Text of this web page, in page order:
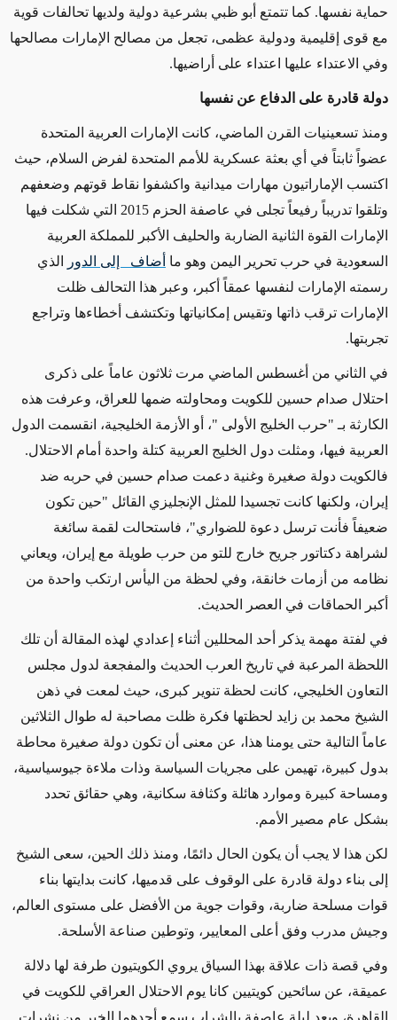
حماية نفسها. كما تتمتع أبو ظبي بشرعية دولية ولديها تحالفات قوية
مع قوى إقليمية ودولية عظمى، تجعل من مصالح الإمارات مصالحها
وفي الاعتداء عليها اعتداء على أراضيها.
دولة قادرة على الدفاع عن نفسها
ومنذ تسعينيات القرن الماضي، كانت الإمارات العربية المتحدة
عضواً ثابتاً في أي بعثة عسكرية للأمم المتحدة لفرض السلام، حيث
اكتسب الإماراتيون مهارات ميدانية واكشفوا نقاط قوتهم وضعفهم
وتلقوا تدريباً رفيعاً تجلى في عاصفة الحزم 2015 التي شكلت فيها
الإمارات القوة الثانية الضاربة والحليف الأكبر للمملكة العربية
السعودية في حرب تحرير اليمن وهو ما أضاف إلى الدور
الذي
رسمته الإمارات لنفسها عمقاً أكبر، وعبر هذا التحالف ظلت
الإمارات ترقب ذاتها وتقيس إمكانياتها وتكتشف أخطاءها وتراجع
تجربتها.
في الثاني من أغسطس الماضي مرت ثلاثون عاماً على ذكرى
احتلال صدام حسين للكويت ومحاولته ضمها للعراق، وعرفت هذه
الكارثة بـ "حرب الخليج الأولى "، أو الأزمة الخليجية، انقسمت الدول
العربية فيها، ومثلت دول الخليج العربية كتلة واحدة أمام الاحتلال.
فالكويت دولة صغيرة وغنية دعمت صدام حسين في حربه ضد
إيران، ولكنها كانت تجسيدا للمثل الإنجليزي القائل "حين تكون
ضعيفاً فأنت ترسل دعوة للضواري"، فاستحالت لقمة سائغة
لشراهة دكتاتور جريح خارج للتو من حرب طويلة مع إيران، ويعاني
نظامه من أزمات خانقة، وفي لحظة من اليأس ارتكب واحدة من
أكبر الحماقات في العصر الحديث.
في لفتة مهمة يذكر أحد المحللين أثناء إعدادي لهذه المقالة أن تلك
اللحظة المرعبة في تاريخ العرب الحديث والمفجعة لدول مجلس
التعاون الخليجي، كانت لحظة تنوير كبرى، حيث لمعت في ذهن
الشيخ محمد بن زايد لحظتها فكرة ظلت مصاحبة له طوال الثلاثين
عاماً التالية حتى يومنا هذا، عن معنى أن تكون دولة صغيرة محاطة
بدول كبيرة، تهيمن على مجريات السياسة وذات ملاءة جيوسياسية،
ومساحة كبيرة وموارد هائلة وكثافة سكانية، وهي حقائق تحدد
بشكل عام مصير الأمم.
لكن هذا لا يجب أن يكون الحال دائمًا، ومنذ ذلك الحين، سعى الشيخ
إلى بناء دولة قادرة على الوقوف على قدميها، كانت بدايتها بناء
قوات مسلحة ضاربة، وقوات جوية من الأفضل على مستوى العالم،
وجيش مدرب وفق أعلى المعايير، وتوطين صناعة الأسلحة.
وفي قصة ذات علاقة بهذا السياق يروي الكويتيون طرفة لها دلالة
عميقة، عن سائحين كويتيين كانا يوم الاحتلال العراقي للكويت في
القاهرة، وبعد ليلة عاصفة بالشراب سمع أحدهما الخبر من نشرات